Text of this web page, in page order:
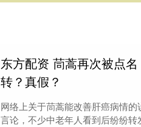
东方配资 茼蒿再次被点
转？真假？
网络上关于茼蒿能改善肝癌病情
言论，不少中老年人看到后纷纷